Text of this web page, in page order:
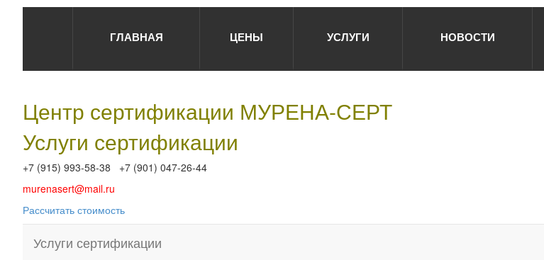
ГЛАВНАЯ ЦЕНЫ УСЛУГИ НОВОСТИ
Центр сертификации МУРЕНА-СЕРТ
Услуги сертификации
+7 (915) 993-58-38 +7 (901) 047-26-44
murenasert@mail.ru
Рассчитать стоимость
Услуги сертификации